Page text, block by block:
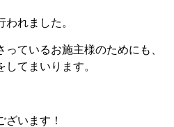
れました。
ているお施主様のためにも、
てまいります。
ざいます！